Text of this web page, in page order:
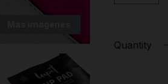
Quantity